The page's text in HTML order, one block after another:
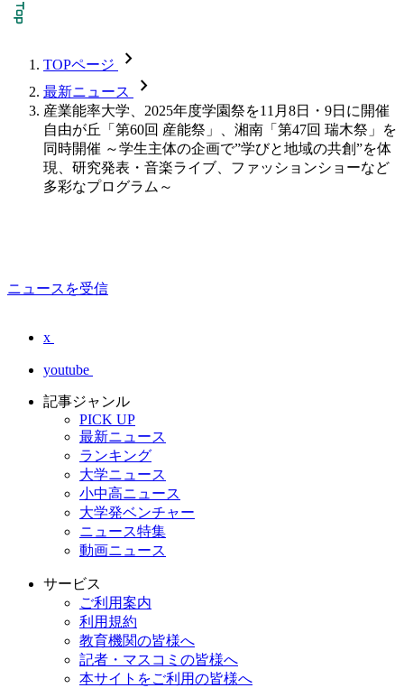
TOPページ chevron_forward
最新ニュース chevron_forward
産業能率大学、2025年度学園祭を11月8日・9日に開催
自由が丘「第60回 産能祭」、湘南「第47回 瑞木祭」を
同時開催 ～学生主体の企画で”学びと地域の共創”を体
現、研究発表・音楽ライブ、ファッションショーなど
多彩なプログラム～
ニュースを受信
x
youtube
記事ジャンル
PICK UP
最新ニュース
ランキング
大学ニュース
小中高ニュース
大学発ベンチャー
ニュース特集
動画ニュース
サービス
ご利用案内
利用規約
教育機関の皆様へ
記者・マスコミの皆様へ
本サイトをご利用の皆様へ